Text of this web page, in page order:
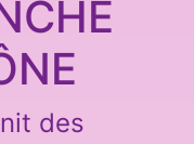
des